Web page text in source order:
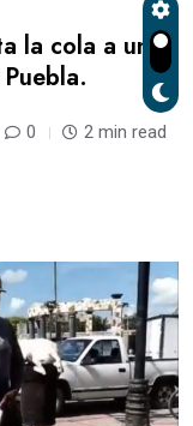
la cola a un
0 2 min read